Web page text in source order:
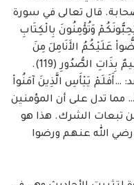
قال تعالى في سورة
وَتُؤْمِنُونَ بِالْكِتَابِ
‏عَلَيْكُمُ الأَنَامِلَ مِنَ
الْغَيْظِ قُلْ مُوتُواْ بِغَيْظِكُمْ إِنَّ اللّهَ عَلِيمٌ بِذَاتِ الصُّدُورِ (119).
‏من سورة الرعد: …أَفَلَمْ يَيْأَسِ الَّذِينَ آمَنُواْ
مما تدل على أن ‏المؤمنين
تبعات الشرك. هذا هو
الله عنهم ورضوا